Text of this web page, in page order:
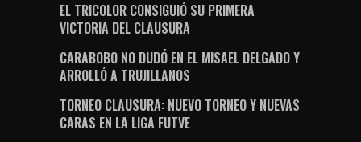
EL TRICOLOR CONSIGUIÓ SU PRIMERA
VICTORIA DEL CLAUSURA
CARABOBO NO DUDÓ EN EL MISAEL DELGADO Y
ARROLLÓ A TRUJILLANOS
TORNEO CLAUSURA: NUEVO TORNEO Y NUEVAS
CARAS EN LA LIGA FUTVE